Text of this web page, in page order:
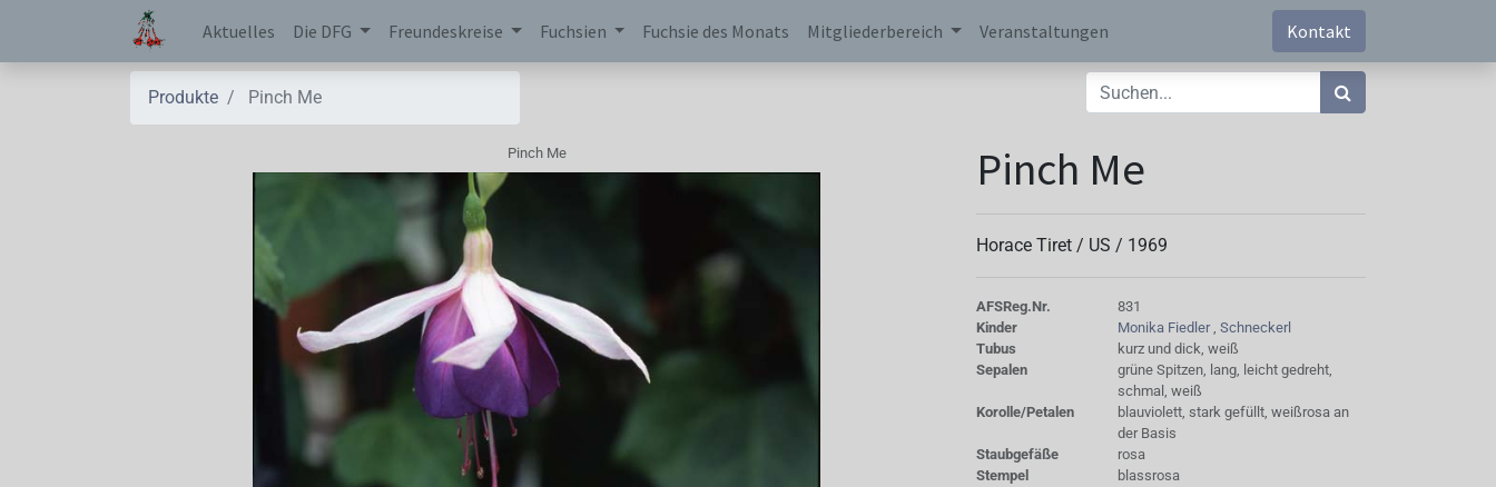
Aktuelles Die DFG Freundeskreise Fuchsien Fuchsie des Monats Mitgliederbereich Veranstaltungen Kontakt
Produkte Pinch Me
Pinch Me Pinch Me
Horace Tiret / US / 1969
AFSReg.Nr.
831
Kinder
Monika Fiedler, Schneckerl
Tubus
kurz und dick, weiß
Sepalen
grüne Spitzen, lang, leicht gedreht,
schmal, weiß
Korolle/Petalen
blauviolett, stark gefüllt, weißrosa an
der Basis
Staubgefäße
rosa
Stempel
blassrosa